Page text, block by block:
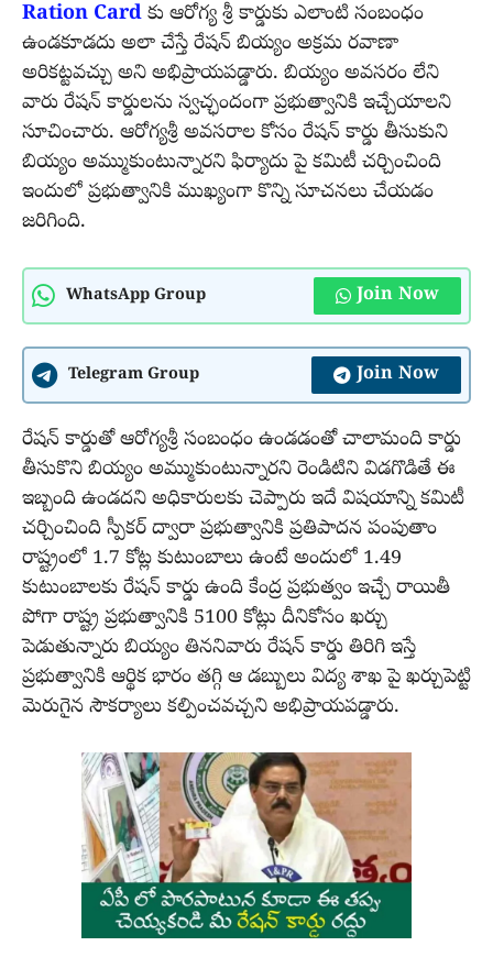
Ration Card కు ఆరోగ్య శ్రీ కార్డుకు ఎలాంటి సంబంధం
ఉండకూడదు అలా చేస్తే రేషన్ బియ్యం అక్రమ రవాణా
అరికట్టవచ్చు అని అభిప్రాయపడ్డారు. బియ్యం అవసరం లేని
వారు రేషన్ కార్డులను స్వచ్ఛందంగా ప్రభుత్వానికి ఇచ్చేయాలని
సూచించారు. ఆరోగ్యశ్రీ అవసరాల కోసం రేషన్ కార్డు తీసుకుని
బియ్యం అమ్ముకుంటున్నారని ఫిర్యాదు పై కమిటీ చర్చించింది
ఇందులో ప్రభుత్వానికి ముఖ్యంగా కొన్ని సూచనలు చేయడం
జరిగింది.
WhatsApp Group Join Now
Telegram Group Join Now
రేషన్ కార్డుతో ఆరోగ్యశ్రీ సంబంధం ఉండడంతో చాలామంది కార్డు
తీసుకొని బియ్యం అమ్ముకుంటున్నారని రెండిటిని విడగొడితే ఈ
ఇబ్బంది ఉండదని అధికారులకు చెప్పారు ఇదే విషయాన్ని కమిటీ
చర్చించింది స్పీకర్ ద్వారా ప్రభుత్వానికి ప్రతిపాదన పంపుతాం
రాష్ట్రంలో 1.7 కోట్ల కుటుంబాలు ఉంటే అందులో 1.49
కుటుంబాలకు రేషన్ కార్డు ఉంది కేంద్ర ప్రభుత్వం ఇచ్చే రాయితీ
పోగా రాష్ట్ర ప్రభుత్వానికి 5100 కోట్లు దీనికోసం ఖర్చు
పెడుతున్నారు బియ్యం తిననివారు రేషన్ కార్డు తిరిగి ఇస్తే
ప్రభుత్వానికి ఆర్థిక భారం తగ్గి ఆ డబ్బులు విద్య శాఖ పై ఖర్చుపెట్టి
మెరుగైన సౌకర్యాలు కల్పించవచ్చని అభిప్రాయపడ్డారు.